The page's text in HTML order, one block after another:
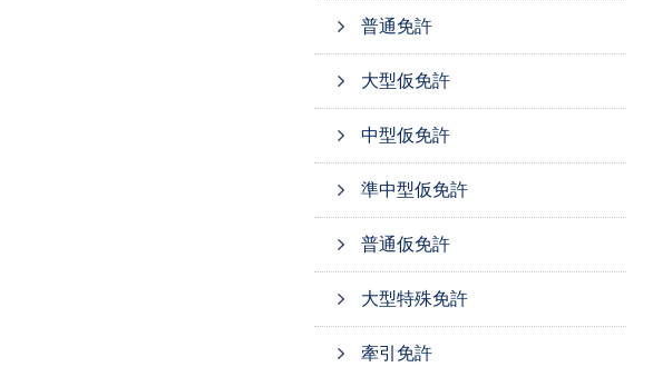
普通免許
大型仮免許
中型仮免許
準中型仮免許
普通仮免許
大型特殊免許
牽引免許